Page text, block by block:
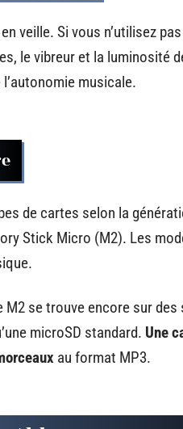
veille. Si vous n’utilisez
le vibreur et la luminosité
musicale.
de cartes selon la
Stick Micro (M2). Les
se trouve encore sur
microSD standard. Une
au format MP3.